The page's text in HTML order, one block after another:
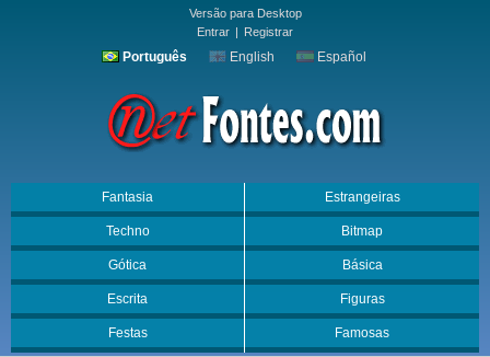
Versão para Desktop
Entrar | Registrar
Português English Español
Fantasia Estrangeiras
Techno Bitmap
Gótica Básica
Escrita Figuras
Festas Famosas